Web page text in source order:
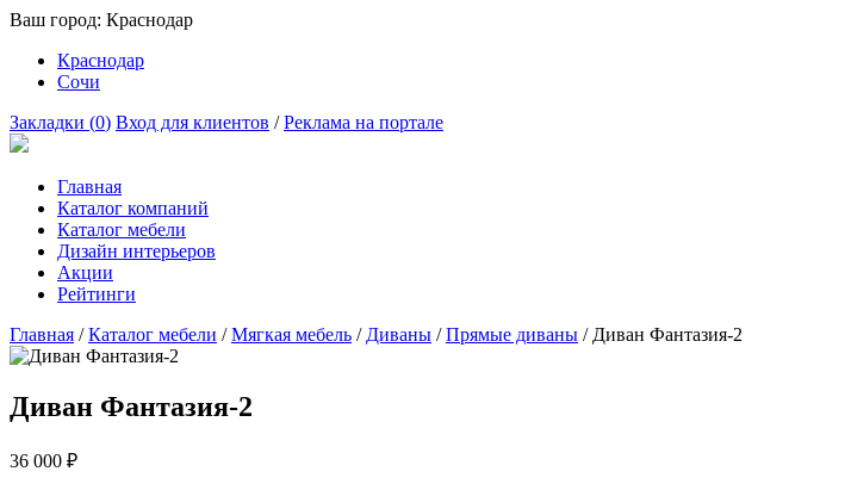
Ваш город: Краснодар
Краснодар
Сочи
Закладки (0) Вход для клиентов /Реклама на портале
Главная
Каталог компаний
Каталог мебели
Дизайн интерьеров
Акции
Рейтинги
Главная /Каталог мебели /Мягкая мебель / Диваны /Прямые диваны / Диван Фантазия-2
Диван Фантазия-2
36 000 ₽